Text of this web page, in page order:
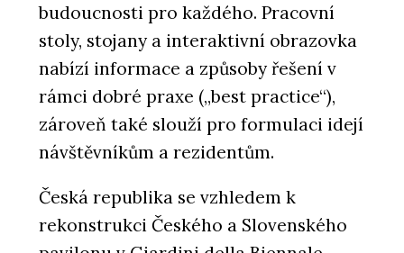
budoucnosti pro každého. Pracovní
stoly, stojany a interaktivní obrazovka
nabízí informace a způsoby řešení v
rámci dobré praxe („best practice“),
zároveň také slouží pro formulaci idejí
návštěvníkům a rezidentům.
Česká republika se vzhledem k
rekonstrukci Českého a Slovenského